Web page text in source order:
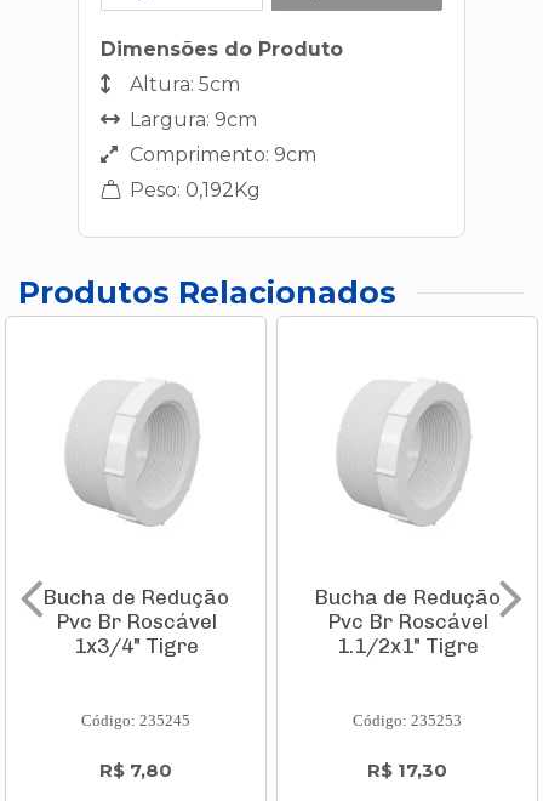
Dimensões do Produto
Altura: 5cm
Largura: 9cm
Comprimento: 9cm
Peso: 0,192Kg
Produtos Relacionados
Bucha de Redução
Pvc Br Roscável
1x3/4" Tigre
Código: 235245
R$ 7,80
Bucha de Redução
Pvc Br Roscável
1.1/2x1" Tigre
Código: 235253
R$ 17,30